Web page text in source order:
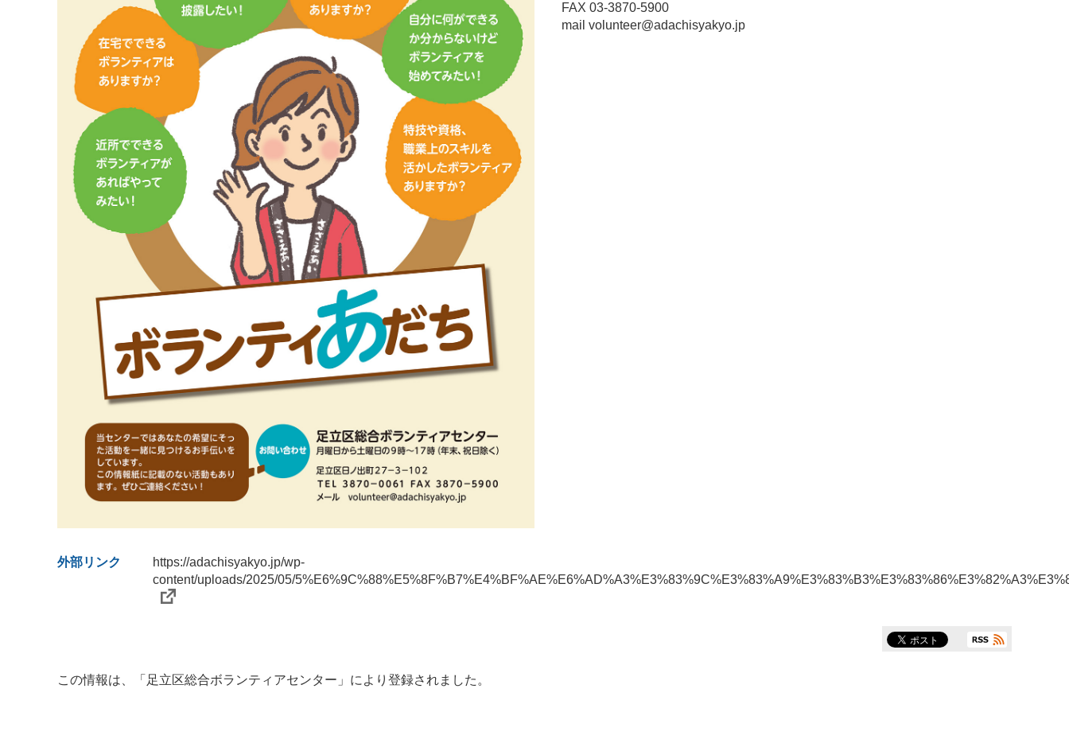
FAX 03-3870-5900
mail volunteer@adachisyakyo.jp
外部リンク
https://adachisyakyo.jp/wp-
content/uploads/2025/05/
この情報は、「 足立区総合ボランティアセンター 」により登録されました。